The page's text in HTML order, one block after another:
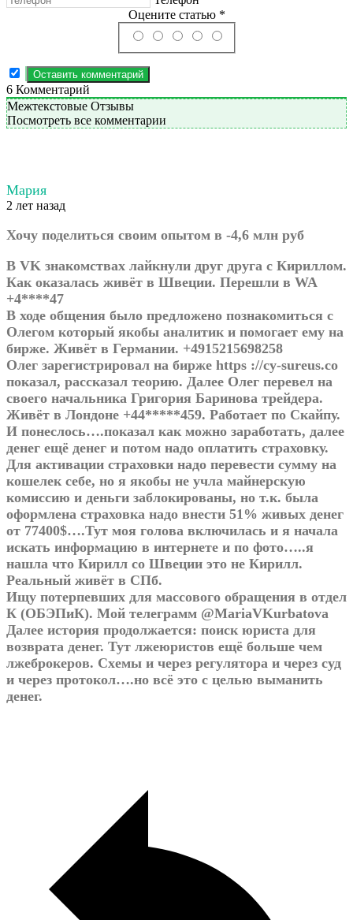
Оцените статью *
6 Комментарий
Межтекстовые Отзывы
Посмотреть все комментарии
Мария
2 лет назад
Хочу поделиться своим опытом в -4,6 млн руб
В VK знакомствах лайкнули друг друга с Кириллом.
Как оказалась живёт в Швеции. Перешли в WA
+4****47
В ходе общения было предложено познакомиться с
Олегом который якобы аналитик и помогает ему на
бирже. Живёт в Германии. +4915215698258
Олег зарегистрировал на бирже https ://cy-sureus.co
показал, рассказал теорию. Далее Олег перевел на
своего начальника Григория Баринова трейдера.
Живёт в Лондоне +44*****459. Работает по Скайпу.
И понеслось….показал как можно заработать, далее
денег ещё денег и потом надо оплатить страховку.
Для активации страховки надо перевести сумму на
кошелек себе, но я якобы не учла майнерскую
комиссию и деньги заблокированы, но т.к. была
оформлена страховка надо внести 51% живых денег
от 77400$….Тут моя голова включилась и я начала
искать информацию в интернете и по фото…..я
нашла что Кирилл со Швеции это не Кирилл.
Реальный живёт в СПб.
Ищу потерпевших для массового обращения в отдел
К (ОБЭПиК). Мой телеграмм @MariaVKurbatova
Далее история продолжается: поиск юриста для
возврата денег. Тут лжеюристов ещё больше чем
лжеброкеров. Схемы и через регулятора и через суд
и через протокол….но всё это с целью выманить
денег.